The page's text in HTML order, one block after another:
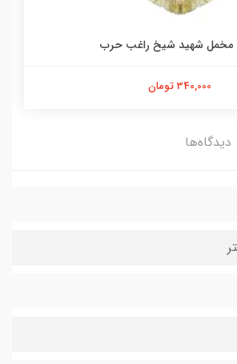
مخمل شهید شیخ راغب حرب
340,000 تومان
دیدگاه‌ها